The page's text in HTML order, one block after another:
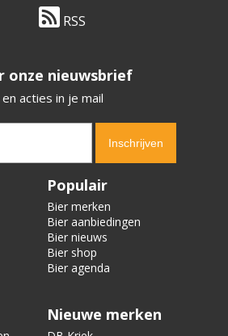
RSS
onze nieuwsbrief
acties in je mail
Populair
Bier merken
Bier aanbiedingen
Bier nieuws
Bier shop
Bier agenda
Nieuwe merken